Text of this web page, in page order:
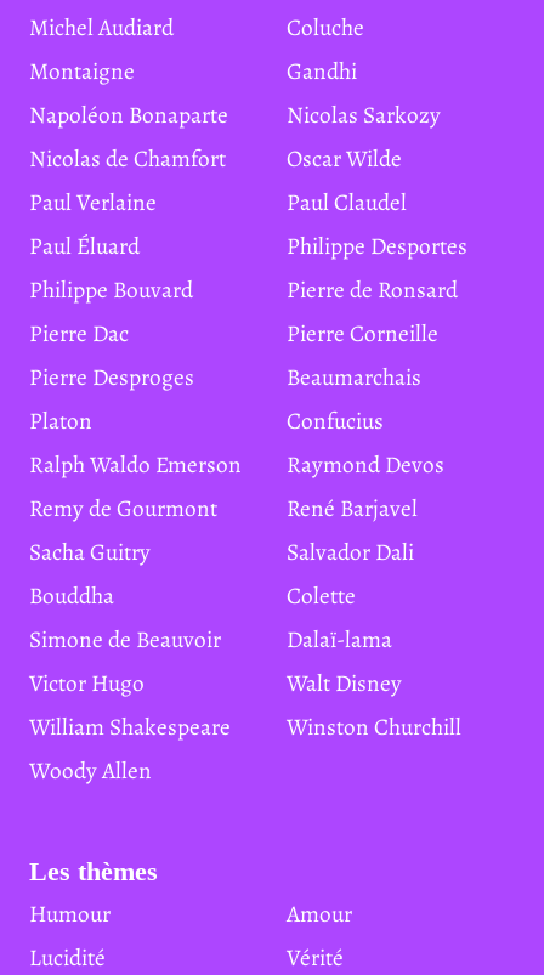
Michel Audiard
Coluche
Montaigne
Gandhi
Napoléon Bonaparte
Nicolas Sarkozy
Nicolas de Chamfort
Oscar Wilde
Paul Verlaine
Paul Claudel
Paul Éluard
Philippe Desportes
Philippe Bouvard
Pierre de Ronsard
Pierre Dac
Pierre Corneille
Pierre Desproges
Beaumarchais
Platon
Confucius
Ralph Waldo Emerson
Raymond Devos
Remy de Gourmont
René Barjavel
Sacha Guitry
Salvador Dali
Bouddha
Colette
Simone de Beauvoir
Dalaï-lama
Victor Hugo
Walt Disney
William Shakespeare
Winston Churchill
Woody Allen
Les thèmes
Humour
Amour
Lucidité
Vérité